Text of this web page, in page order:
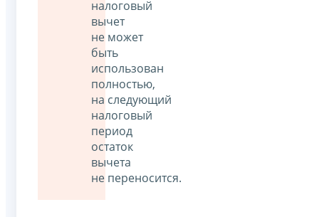
налоговый
вычет
не может
быть
использован
полностью,
на следующий
налоговый
период
остаток
вычета
не переносится.